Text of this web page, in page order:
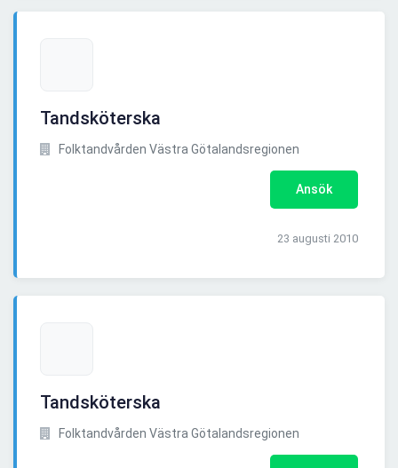
Tandsköterska
Folktandvården Västra Götalandsregionen
Ansök
23 augusti 2010
Tandsköterska
Folktandvården Västra Götalandsregionen